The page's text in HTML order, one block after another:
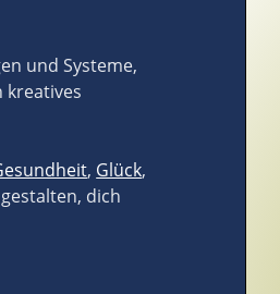
und Systeme,
kreatives
, Glück,
dich